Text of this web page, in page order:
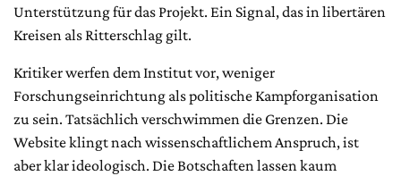
Unterstützung für das Projekt. Ein Signal, das in libertären
Kreisen als Ritterschlag gilt.
Kritiker werfen dem Institut vor, weniger
Forschungseinrichtung als politische Kampforganisation
zu sein. Tatsächlich verschwimmen die Grenzen. Die
Website klingt nach wissenschaftlichem Anspruch, ist
aber klar ideologisch. Die Botschaften lassen kaum